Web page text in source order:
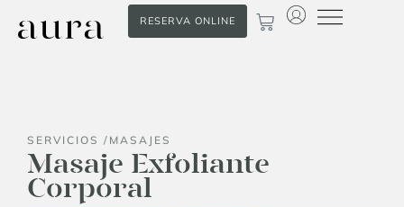
RESERVA ONLINE
SERVICIOS / MASAJES
Masaje Exfoliante
Corporal